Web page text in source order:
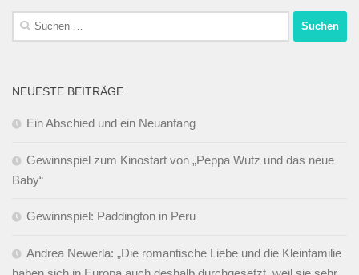
Suchen
nach:
NEUESTE BEITRÄGE
Ein Abschied und ein Neuanfang
Gewinnspiel zum Kinostart von „Peppa Wutz und das neue
Baby“
Gewinnspiel: Paddington in Peru
Andrea Newerla: „Die romantische Liebe und die Kleinfamilie